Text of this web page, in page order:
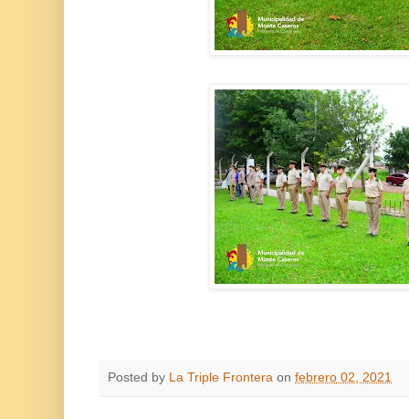
Posted by La Triple Frontera on febrero 02, 2021